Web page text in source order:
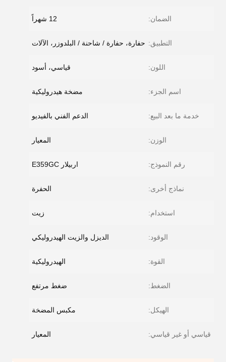
الضمان: 12 شهراً
التطبيق: حفارة، حفارة / شاحنة / البلدوزر، الآلات
اللون: قياسي، أسود
اسم الجزء: مضخة هيدروليكية
خدمة ما بعد البيع: الدعم الفني بالفيديو
الوزن: المعيار
رقم النموذج: اربيلار E359GC
نماذج أخرى: الحفرة
استخدام: زيت
الوقود: الديزل والزيت الهيدروليكي
القوة: الهيدروليكية
الضغط: ضغط مرتفع
الهيكل: مكبس المضخة
قياسي أو غير قياسي: المعيار